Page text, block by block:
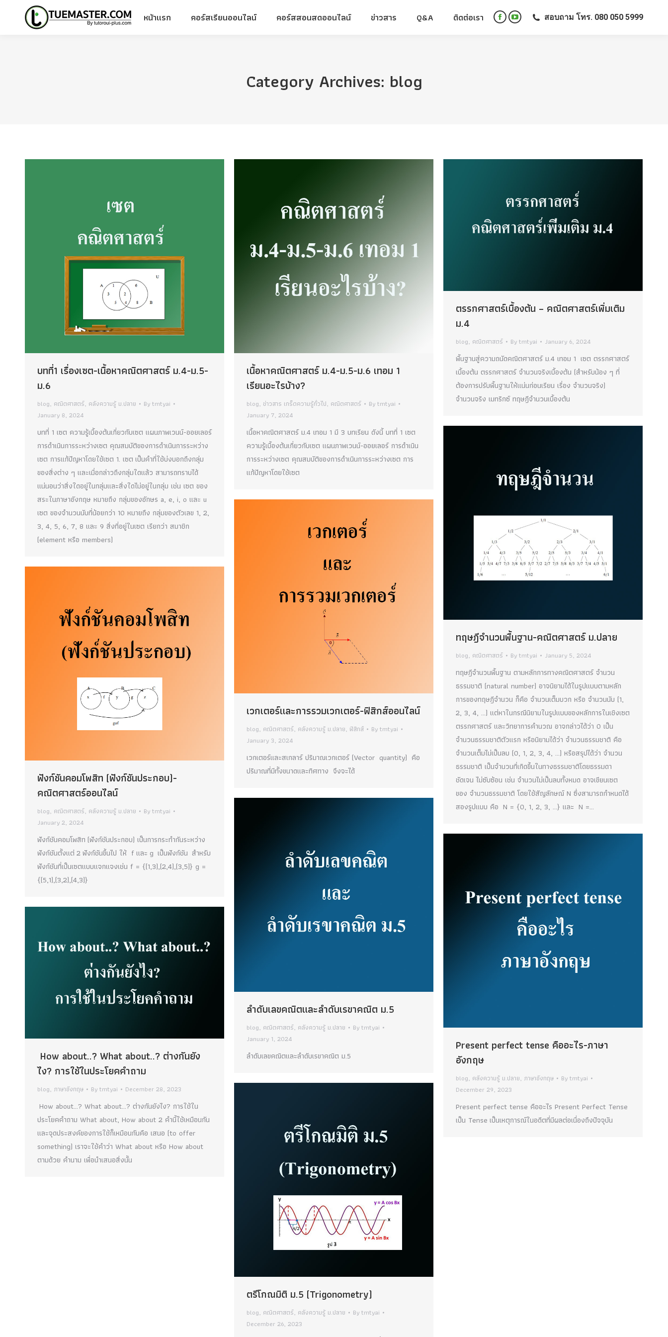
หน้าแรก คอร์สเรียนออนไลน์ คอร์สสอนสดออนไลน์ ข่าวสาร Q&A ติดต่อเรา
FacebookYouTube สอบถาม โทร. 080 050 5999
Category Archives: blog
บทที่1 เรื่องเซต-เนื้อหาคณิตศาสตร์ ม.4-ม.5-
ม.6
blog, คณิตศาสตร์, คลังความรู้ ม.ปลาย Bytmtyai
January 8, 2024
บทที่ 1 เซต ความรู้เบื้องต้นเกี่ยวกับเซต แผนภาพเวนน์-ออยเลอร์
การดำเนินการระหว่างเซต คุณสมบัติของการดำเนินการระหว่าง
เซต การแก้ปัญหาโดยใช้เซต 1. เซต เป็นคำที่ใช้บ่งบอกถึงกลุ่ม
ของสิ่งต่าง ๆ และเมื่อกล่าวถึงกลุ่มใดแล้ว สามารถทราบได้
แน่นอนว่าสิ่งใดอยู่ในกลุ่มและสิ่งใดไม่อยู่ในกลุ่ม เช่น เซต ของ
สระในภาษาอังกฤษ หมายถึง กลุ่มของอักษร a, e, i, o และ u
เซต ของจำนวนนับที่น้อยกว่า 10 หมายถึง กลุ่มของตัวเลข 1, 2,
3, 4, 5, 6, 7, 8 และ 9 สิ่งที่อยู่ในเซต เรียกว่า สมาชิก
(element หรือ members)
เนื้อหาคณิตศาสตร์ ม.4-ม.5-ม.6 เทอม 1
เรียนอะไรบ้าง?
blog, ข่าวสาร เกร็ดความรู้ทั่วไป, คณิตศาสตร์ Bytmtyai
January 7, 2024
เนื้อหาคณิตศาสตร์ ม.4 เทอม 1 มี 3 บทเรียน ดังนี้ บทที่ 1 เซต
ความรู้เบื้องต้นเกี่ยวกับเซต แผนภาพเวนน์-ออยเลอร์ การดำเนิน
การระหว่างเซต คุณสมบัติของการดำเนินการระหว่างเซต การ
แก้ปัญหาโดยใช้เซต
ตรรกศาสตร์เบื้องต้น – คณิตศาสตร์เพิ่มเติม
ม.4
blog, คณิตศาสตร์ Bytmtyai January 6, 2024
พื้นฐานสู่ความถนัดคณิตศาสตร์ ม.4 เทอม 1 เซต ตรรกศาสตร์
เบื้องต้น ตรรกศาสตร์ จำนวนจริงเบื้องต้น (สำหรับน้อง ๆ ที่
ต้องการปรับพื้นฐานให้แน่นก่อนเรียน เรื่อง จำนวนจริง)
จำนวนจริง เมทริกซ์ ทฤษฎีจำนวนเบื้องต้น
ทฤษฎีจำนวนพื้นฐาน-คณิตศาสตร์ ม.ปลาย
blog, คณิตศาสตร์ Bytmtyai January 5, 2024
ทฤษฎีจำนวนพื้นฐาน ตามหลักการทางคณิตศาสตร์ จำนวน
ธรรมชาติ (natural number) อาจนิยามได้ในรูปแบบตามหลัก
การของทฤษฎีจำนวน ก็คือ จำนวนเต็มบวก หรือ จำนวนนับ (1,
2, 3, 4, …) แต่หาในกรณีนิยามในรูปแบบของหลักการในเชิงเซต
ตรรกศาสตร์ และวิทยาการคำนวณ อาจกล่าวได้ว่า 0 เป็น
จำนวนธรรมชาติตัวแรก หรือนิยามได้ว่า จำนวนธรรมชาติ คือ
จำนวนเต็มไม่เป็นลบ (0, 1, 2, 3, 4, …) หรือสรุปได้ว่า จำนวน
ธรรมชาติ เป็นจำนวนที่เกิดขึ้นในทางธรรมชาติโดยธรรมดา
ชัดเจน ไม่ซับซ้อน เช่น จำนวนไม่เป็นลบทั้งหมด อาจเขียนเซต
ของ จำนวนธรรมชาติ โดยใช้สัญลักษณ์ N ซึ่งสามารถกำหนดได้
สองรูปแบบ คือ N = {0, 1, 2, 3, …} และ N =…
เวกเตอร์และการรวมเวกเตอร์-ฟิสิกส์ออนไลน์
blog, คณิตศาสตร์, คลังความรู้ ม.ปลาย, ฟิสิกส์ Bytmtyai
January 3, 2024
เวกเตอร์และสเกลาร์ ปริมาณเวกเตอร์ (Vector quantity) คือ
ปริมาณที่มีทั้งขนาดและทิศทาง จึงจะได้
ฟังก์ชันคอมโพสิท (ฟังก์ชันประกอบ)-
คณิตศาสตร์ออนไลน์
blog, คณิตศาสตร์, คลังความรู้ ม.ปลาย Bytmtyai
January 2, 2024
ฟังก์ชันคอมโพสิท (ฟังก์ชันประกอบ) เป็นการกระทำกันระหว่าง
ฟังก์ชันตั้งแต่ 2 ฟังก์ชันขึ้นไป ให้ f และ g เป็นฟังก์ชัน สำหรับ
ฟังก์ชันที่เป็นเซตแบบแจกแจงเช่น f = {(1,3),(2,4),(3,5)} g =
{(5,1),(3,2),(4,3)}
ลําดับเลขคณิตและลำดับเรขาคณิต ม.5
blog, คณิตศาสตร์, คลังความรู้ ม.ปลาย Bytmtyai
January 1, 2024
ลําดับเลขคณิตและลำดับเรขาคณิต ม.5
Present perfect tense คืออะไร-ภาษา
อังกฤษ
blog, คลังความรู้ ม.ปลาย, ภาษาอังกฤษ Bytmtyai
December 29, 2023
Present perfect tense คืออะไร Present Perfect Tense
เป็น Tense เป็นเหตุการณ์ในอดีตที่มีผลต่อเนื่องถึงปัจจุบัน
How about..? What about..? ต่างกันยัง
ไง? การใช้ในประโยคคำถาม
blog, ภาษาอังกฤษ Bytmtyai December 28, 2023
How about…? What about…? ต่างกันยังไง? การใช้ใน
ประโยคคำถาม What about, How about 2 คำนี้ใช้เหมือนกัน
และจุดประสงค์ของการใช้ก็เหมือนกันคือ เสนอ (to offer
something) เราจะใช้คำว่า What about หรือ How about
ตามด้วย คำนาม เพื่อนำเสนอสิ่งนั้น
ตรีโกณมิติ ม.5 (Trigonometry)
blog, คณิตศาสตร์, คลังความรู้ ม.ปลาย Bytmtyai
December 26, 2023
หน้าแรก คอร์สเรียนออนไลน์ คอร์สสอนสดออนไลน์ ข่าวสาร Q&A ติดต่อเรา
FacebookYouTube สอบถาม โทร. 080 050 5999